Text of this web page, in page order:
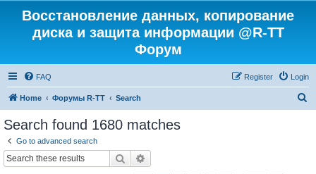
Восстановление данных, копирование
диска и защита информации @R-TT
Форум
FAQ Login
Register
Home Форумы R-TT Search
Search found 1680 matches
Go to advanced search
Search